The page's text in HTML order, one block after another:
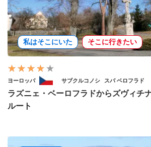
私はそこにいた そこに行きたい
ヨーロッパ サブクルコノシ スパ ベロフラド
ラズニェ・ベーロフラドからズヴィチ
ルート